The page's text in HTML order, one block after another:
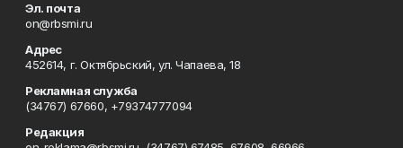
Эл. почта
on@rbsmi.ru
Адрес
452614, г. Октябрьский, ул. Чапаева, 18
Рекламная служба
(34767) 67660, +79374777094
Редакция